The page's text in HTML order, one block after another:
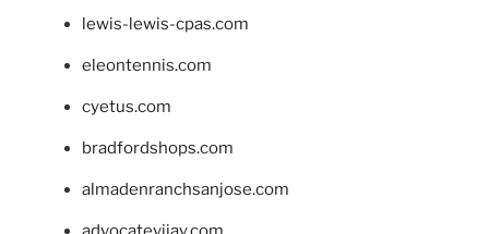
lewis-lewis-cpas.com
eleontennis.com
cyetus.com
bradfordshops.com
almadenranchsanjose.com